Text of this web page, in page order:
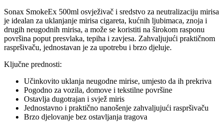
Sonax SmokeEx 500ml osvježivač i sredstvo za neutralizaciju mirisa
je idealan za uklanjanje mirisa cigareta, kućnih ljubimaca, znoja i
drugih neugodnih mirisa, a može se koristiti na širokom rasponu
površina poput presvlaka, tepiha i zavjesa. Zahvaljujući praktičnom
raspršivaču, jednostavan je za upotrebu i brzo djeluje.
Ključne prednosti:
Učinkovito uklanja neugodne mirise, umjesto da ih prekriva
Pogodno za vozila, domove i tekstilne površine
Ostavlja dugotrajan i svjež miris
Jednostavno i praktično nanošenje zahvaljujući raspršivaču
Brzo djelovanje bez ostavljanja tragova